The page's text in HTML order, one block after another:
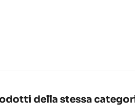
della stessa